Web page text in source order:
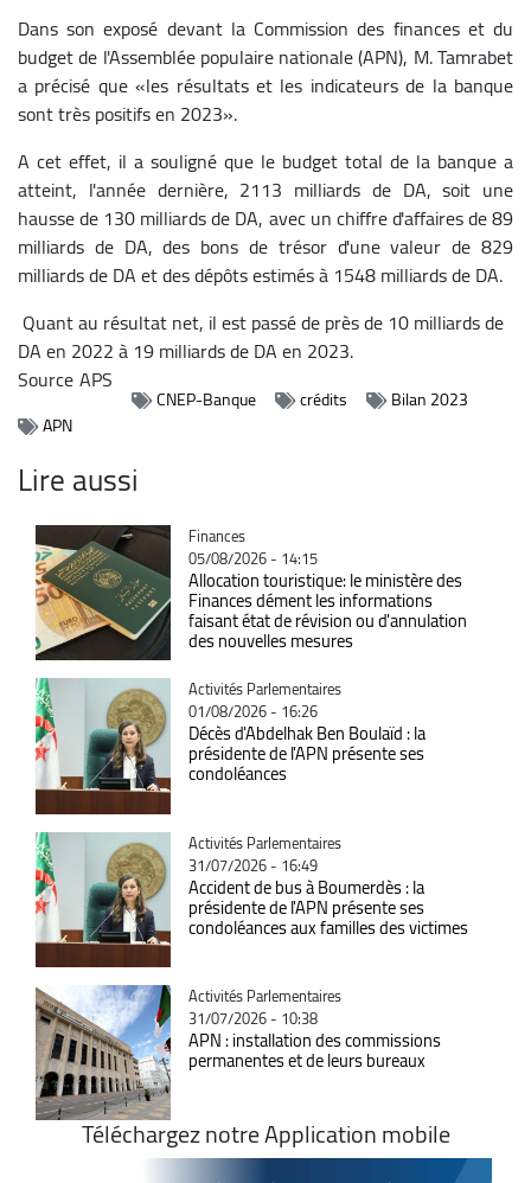
Dans son exposé devant la Commission des finances et du
budget de l'Assemblée populaire nationale (APN), M. Tamrabet
a précisé que «les résultats et les indicateurs de la banque
sont très positifs en 2023».
A cet effet, il a souligné que le budget total de la banque a
atteint, l'année dernière, 2113 milliards de DA, soit une
hausse de 130 milliards de DA, avec un chiffre d'affaires de 89
milliards de DA, des bons de trésor d'une valeur de 829
milliards de DA et des dépôts estimés à 1548 milliards de DA.
Quant au résultat net, il est passé de près de 10 milliards de
DA en 2022 à 19 milliards de DA en 2023.
SourceAPS
CNEP-Banque crédits
Bilan 2023
APN
Lire aussi
Catégorie
Finances
05/08/2026 - 14:15
Allocation touristique: le ministère des
Finances dément les informations
faisant état de révision ou d'annulation
des nouvelles mesures
Catégorie
Activités Parlementaires
01/08/2026 - 16:26
Décès d'Abdelhak Ben Boulaïd : la
présidente de l'APN présente ses
condoléances
Catégorie
Activités Parlementaires
31/07/2026 - 16:49
Accident de bus à Boumerdès : la
présidente de l'APN présente ses
condoléances aux familles des victimes
Catégorie
Activités Parlementaires
31/07/2026 - 10:38
APN : installation des commissions
permanentes et de leurs bureaux
Téléchargez notre Application mobile